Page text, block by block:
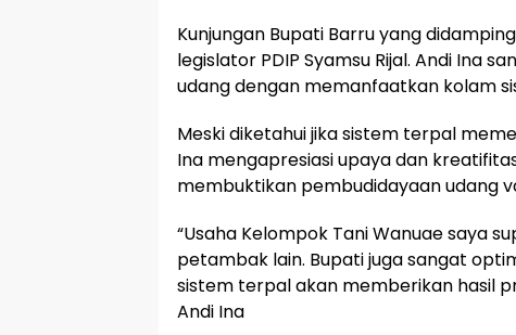
Kunjungan Bupati Barru yang
legislator PDIP Syamsu Rijal. Andi Ina
udang dengan memanfaatkan kolam
Meski diketahui jika sistem terpal
Ina mengapresiasi upaya dan
membuktikan pembudidayaan udang
“Usaha Kelompok Tani Wanuae saya
petambak lain. Bupati juga sangat
sistem terpal akan memberikan hasil
Andi Ina